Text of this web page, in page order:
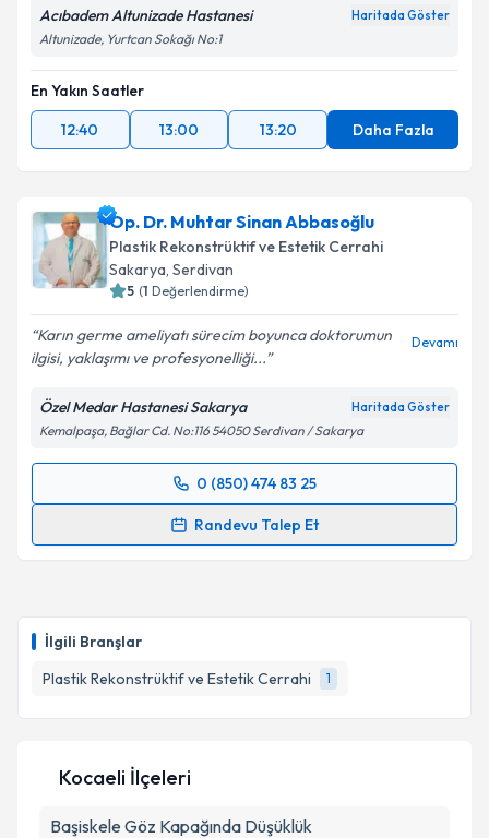
İlgili Branşlar
Plastik Rekonstrüktif ve Estetik Cerrahi
1
Acıbadem Altunizade Hastanesi Haritada Göster
Altunizade, Yurtcan Sokağı No:1
En Yakın Saatler
12:40
13:00 13:20 Daha Fazla
Op. Dr. Muhtar Sinan Abbasoğlu
Plastik Rekonstrüktif ve Estetik Cerrahi
Sakarya, Serdivan
5 (1 Değerlendirme)
Karın germe ameliyatı sürecim boyunca doktorumun
ilgisi, yaklaşımı ve profesyonelliği...
Devamı
Özel Medar Hastanesi Sakarya Haritada Göster
Kemalpaşa, Bağlar Cd. No:116 54050 Serdivan / Sakarya
0 (850) 474 83 25
Randevu Talep Et
Randevu Takvimi Talebi
bilgilendireceğiz.
E-posta Adresiniz
Kişisel verilerimin işlenmesine ilişkin
kapsamda işlenmesini kabul ediyorum.
Kocaeli İlçeleri
Başiskele Göz Kapağında Düşüklük